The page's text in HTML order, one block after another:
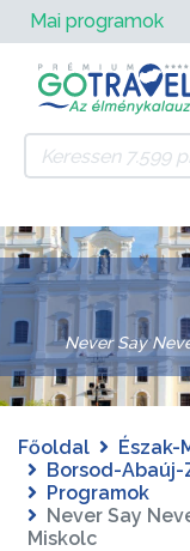
Mai programok
Never Say
Főoldal
Észak-
Borsod-
Programok
Never Say
Miskolc